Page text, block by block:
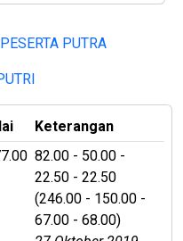
PESERTA PUTRA
Keterangan
82.00 - 50.00 -
22.50 - 22.50
(246.00 - 150.00 -
67.00 - 68.00)